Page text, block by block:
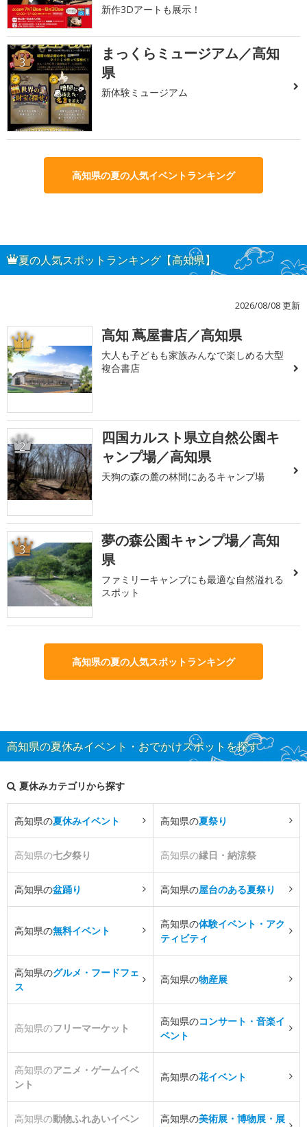
新作3Dアートも展示！
3
まっくらミュージアム／高知
県
新体験ミュージアム
高知県の夏の人気イベントランキング
夏の人気スポットランキング【高知県】
2026/08/08 更新
1 高知 蔦屋書店／高知県
大人も子どもも家族みんなで楽しめる大型
複合書店
2
四国カルスト県立自然公園キ
ャンプ場／高知県
天狗の森の麓の林間にあるキャンプ場
3
夢の森公園キャンプ場／高知
県
ファミリーキャンプにも最適な自然溢れる
スポット
高知県の夏の人気スポットランキング
高知県の夏休みイベント・おでかけスポットを探す
夏休みカテゴリから探す
高知県の夏休みイベント 高知県の夏祭り
高知県の七夕祭り 高知県の縁日・納涼祭
高知県の盆踊り 高知県の屋台のある夏祭り
高知県の無料イベント
高知県の体験イベント・アク
ティビティ
高知県のグルメ・フードフェ
ス
高知県の物産展
高知県のフリーマーケット
高知県のコンサート・音楽イ
ベント
高知県のアニメ・ゲームイベ
ント
高知県の花イベント
高知県の動物ふれあいイベン
高知県の美術展・博物展・展